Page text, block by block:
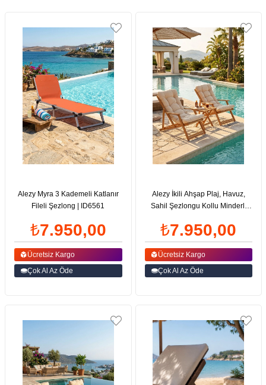
Alezy Myra 3 Kademeli Katlanır
Fileli Şezlong | ID6561
₺7.950,00
Ücretsiz Kargo
Çok Al Az Öde
Alezy İkili Ahşap Plaj, Havuz,
Sahil Şezlongu Kollu Minderli
₺7.950,00
Ücretsiz Kargo
Çok Al Az Öde